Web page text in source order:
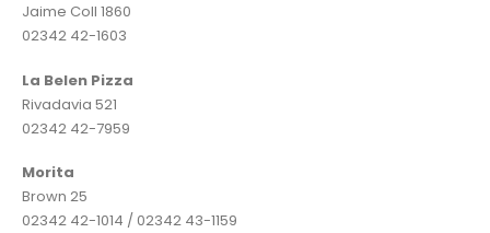
Jaime Coll 1860
02342 42-1603
La Belen Pizza
Rivadavia 521
02342 42-7959
Morita
Brown 25
02342 42-1014 / 02342 43-1159